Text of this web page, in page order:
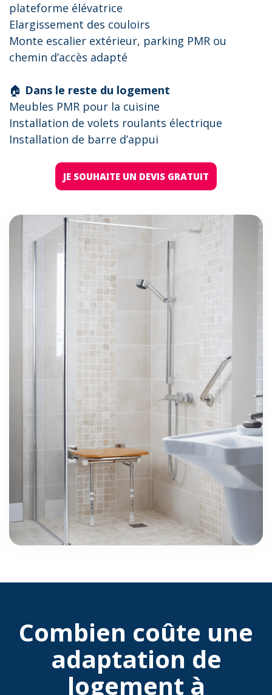
plateforme élévatrice
Elargissement des couloirs
Monte escalier extérieur, parking PMR ou
chemin d’accès adapté
🏠 Dans le reste du logement
Meubles PMR pour la cuisine
Installation de volets roulants électrique
Installation de barre d’appui
JE SOUHAITE UN DEVIS GRATUIT
Combien coûte une
adaptation de
logement à